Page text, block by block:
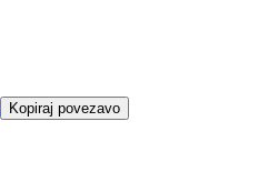
Kopiraj povezavo